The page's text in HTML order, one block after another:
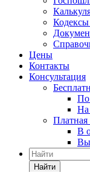
Цены
Контакты
Консультация
По
На
Платная
В
Найти